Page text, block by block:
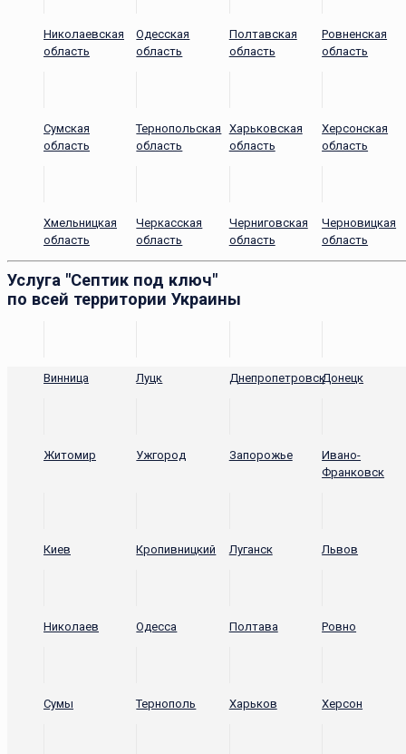
Николаевская
область
Одесская
область
Полтавская
область
Ровненская
область
Сумская
область
Тернопольская
область
Харьковская
область
Херсонская
область
Хмельницкая
область
Черкасская
область
Черниговская
область
Черновицкая
область
Услуга "Септик под ключ"
по всей территории Украины
Винница Луцк ДнепропетровскДонецк
Житомир Ужгород Запорожье
Ивано-
Франковск
Киев Кропивницкий Луганск Львов
Николаев Одесса Полтава Ровно
Сумы Тернополь Харьков Херсон